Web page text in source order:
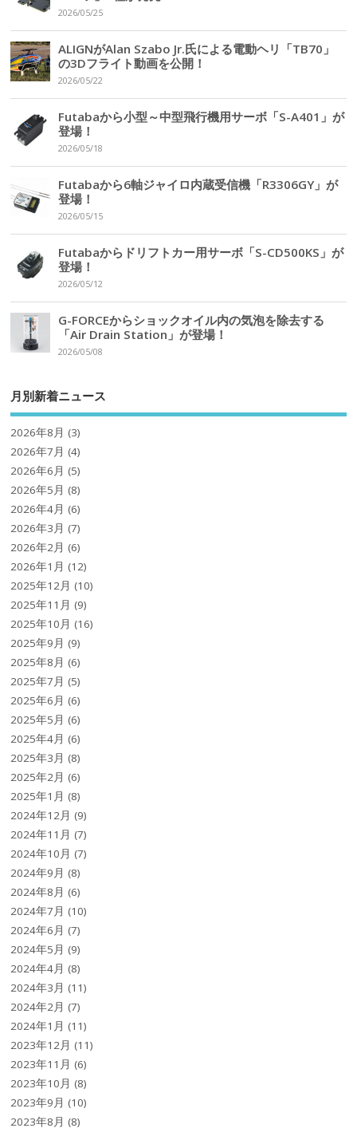
2026/05/25
ALIGNがAlan Szabo Jr.氏による電動ヘリ「TB70」
の3Dフライト動画を公開！
2026/05/22
Futabaから小型～中型飛行機用サーボ「S-A401」が
登場！
2026/05/18
Futabaから6軸ジャイロ内蔵受信機「R3306GY」が
登場！
2026/05/15
Futabaからドリフトカー用サーボ「S-CD500KS」が
登場！
2026/05/12
G-FORCEからショックオイル内の気泡を除去する
「Air Drain Station」が登場！
2026/05/08
月別新着ニュース
2026年8月 (3)
2026年7月 (4)
2026年6月 (5)
2026年5月 (8)
2026年4月 (6)
2026年3月 (7)
2026年2月 (6)
2026年1月 (12)
2025年12月 (10)
2025年11月 (9)
2025年10月 (16)
2025年9月 (9)
2025年8月 (6)
2025年7月 (5)
2025年6月 (6)
2025年5月 (6)
2025年4月 (6)
2025年3月 (8)
2025年2月 (6)
2025年1月 (8)
2024年12月 (9)
2024年11月 (7)
2024年10月 (7)
2024年9月 (8)
2024年8月 (6)
2024年7月 (10)
2024年6月 (7)
2024年5月 (9)
2024年4月 (8)
2024年3月 (11)
2024年2月 (7)
2024年1月 (11)
2023年12月 (11)
2023年11月 (6)
2023年10月 (8)
2023年9月 (10)
2023年8月 (8)